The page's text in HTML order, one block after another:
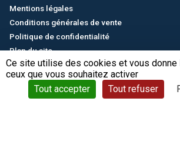
Ce site utilise des cookies et vous donne
ceux que vous souhaitez activer
Tout accepter
Tout refuser
Mentions légales
Conditions générales de vente
Politique de confidentialité
Plan du site
English/中文